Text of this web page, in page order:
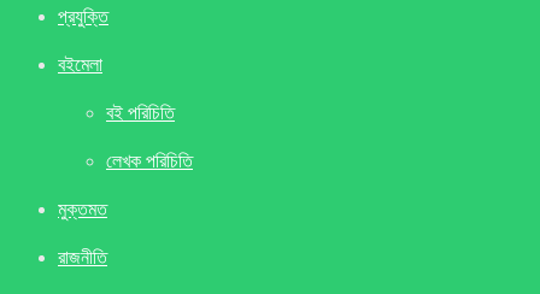
প্রযুক্তি
বইমেলা
বই পরিচিতি
লেখক পরিচিতি
মুক্তমত
রাজনীতি